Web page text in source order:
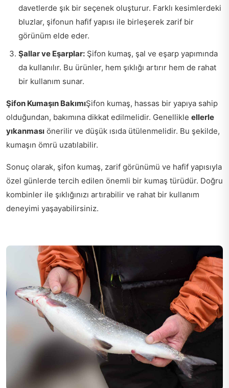
davetlerde şık bir seçenek oluşturur. Farklı kesimlerdeki
bluzlar, şifonun hafif yapısı ile birleşerek zarif bir
görünüm elde eder.
Şallar ve Eşarplar: Şifon kumaş, şal ve eşarp yapımında
da kullanılır. Bu ürünler, hem şıklığı artırır hem de rahat
bir kullanım sunar.
Şifon Kumaşın BakımıŞifon kumaş, hassas bir yapıya sahip
olduğundan, bakımına dikkat edilmelidir. Genellikle ellerle
yıkanması önerilir ve düşük ısıda ütülenmelidir. Bu şekilde,
kumaşın ömrü uzatılabilir.
Sonuç olarak, şifon kumaş, zarif görünümü ve hafif yapısıyla
özel günlerde tercih edilen önemli bir kumaş türüdür. Doğru
kombinler ile şıklığınızı artırabilir ve rahat bir kullanım
deneyimi yaşayabilirsiniz.